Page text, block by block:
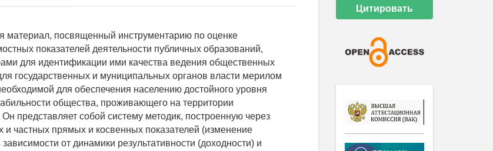
материал, посвященный инструментарию по оценке
показателей деятельности публичных образований,
для идентификации ими качества ведения общественных
государственных и муниципальных органов власти мерилом
для обеспечения населению достойного уровня
общества, проживающего на территории
представляет собой систему методик, построенную через
и частных прямых и косвенных показателей (изменение
зависимости от динамики результативности (доходности) и
Цитировать